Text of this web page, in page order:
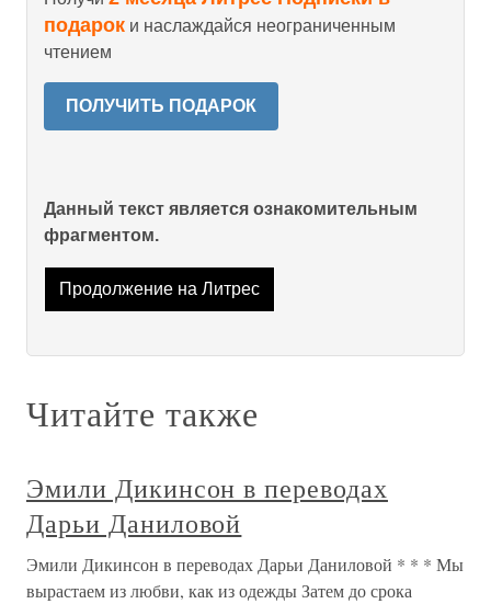
подарок и наслаждайся неограниченным
чтением
ПОЛУЧИТЬ ПОДАРОК
Данный текст является ознакомительным
фрагментом.
Продолжение на Литрес
Читайте также
Эмили Дикинсон в переводах
Дарьи Даниловой
Эмили Дикинсон в переводах Дарьи Даниловой * * * Мы
вырастаем из любви, как из одежды Затем до срока